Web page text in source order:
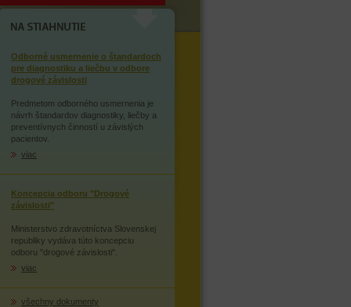
NA STIAHNUTIE
Odborné usmernenie o štandardoch
pre diagnostiku a liečbu v odbore
drogové závislosti
Predmetom odborného usmernenia je
návrh štandardov diagnostiky, liečby a
preventívnych činností u závislých
pacientov.
viac
Koncepcia odboru "Drogové
závislosti"
Ministerstvo zdravotníctva Slovenskej
republiky vydáva túto koncepciu
odboru "drogové závislosti".
viac
všechny dokumenty